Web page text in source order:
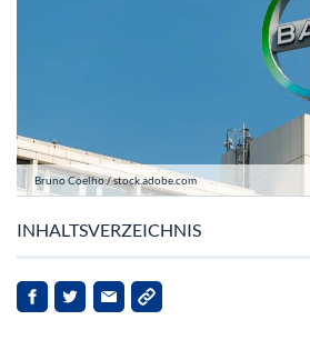
Bruno Coelho / stock.adobe.com
INHALTSVERZEICHNIS
Bayer mit dem erhofften Erfolg